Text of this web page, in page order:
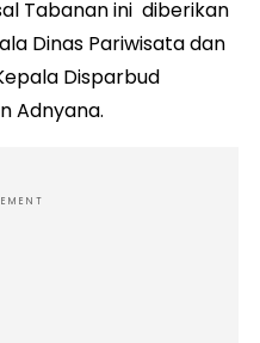
Tabanan ini diberikan
Dinas Pariwisata dan
Disparbud
Adnyana.